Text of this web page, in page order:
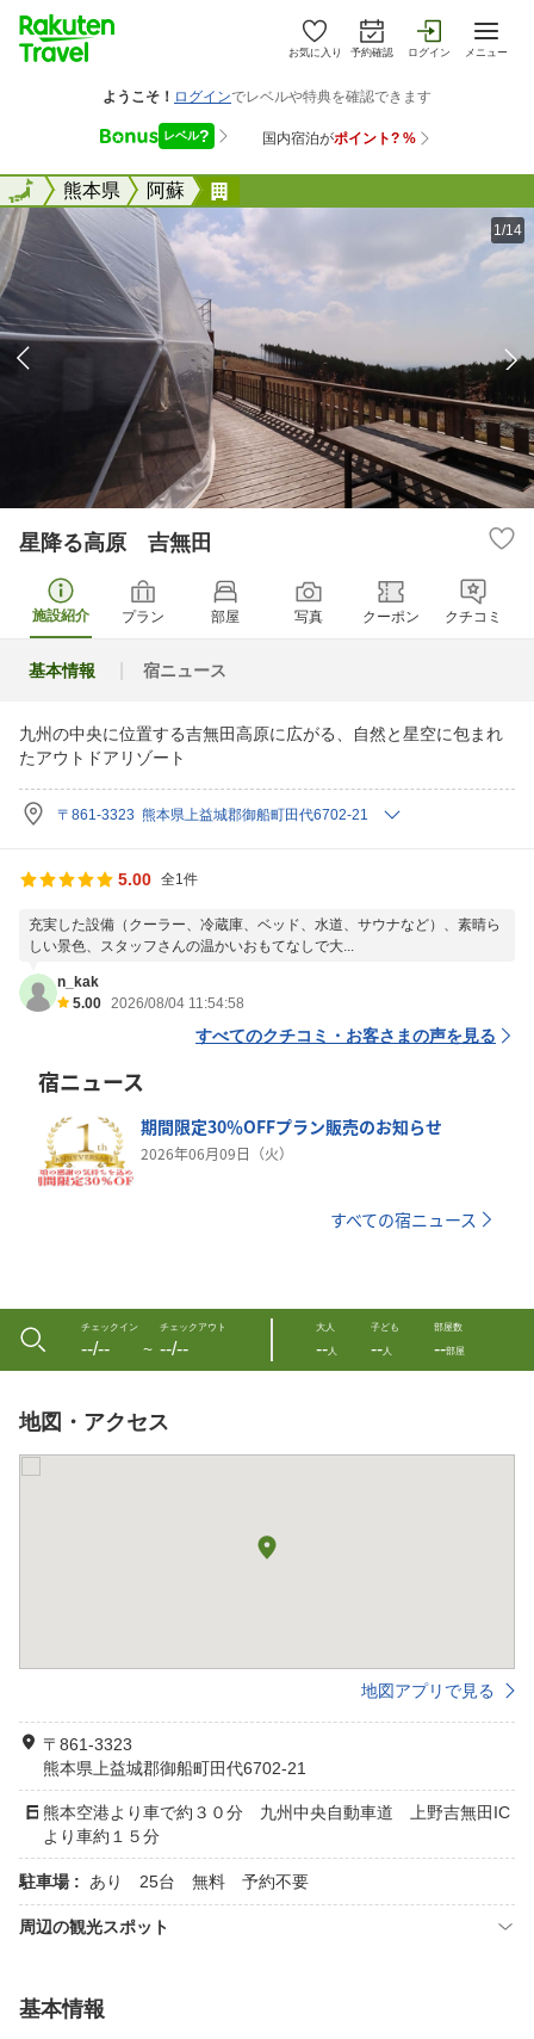
お気に入り 予約確認 ログイン メニュー
全国熊本県 阿蘇
全国
1/14
星降る高原 吉無田
施設紹介 プラン 部屋 写真 クーポン クチコミ
基本情報 宿ニュース
九州の中央に位置する吉無田高原に広がる、自然と星空に包まれ
たアウトドアリゾート
〒861-3323 熊本県上益城郡御船町田代6702-21
5.00 全1件
充実した設備（クーラー、冷蔵庫、ベッド、水道、サウナなど）、素晴ら
しい景色、スタッフさんの温かいおもてなしで大...
n_kak
5.00 2026/08/04 11:54:58
すべてのクチコミ・お客さまの声を見る
宿ニュース
期間限定30％OFFプラン販売のお知らせ
2026年06月09日（火）
すべての宿ニュース
チェックイン
--/-- 〜
チェックアウト
--/--
大人
--人
子ども
--人
部屋数
--部屋
地図・アクセス
地図アプリで見る
〒861-3323
熊本県上益城郡御船町田代6702-21
熊本空港より車で約３０分 九州中央自動車道 上野吉無田IC
より車約１５分
駐車場 : あり 25台 無料 予約不要
周辺の観光スポット
基本情報